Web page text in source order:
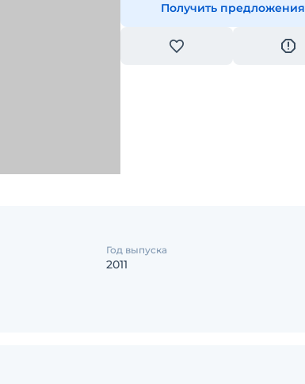
Получить предложения
Год выпуска
2011